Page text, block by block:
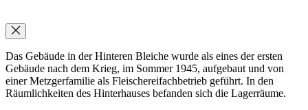
Das Gebäude in der Hinteren Bleiche wurde als eines der ersten
Gebäude nach dem Krieg, im Sommer 1945, aufgebaut und von
einer Metzgerfamilie als Fleischereifachbetrieb geführt. In den
Räumlichkeiten des Hinterhauses befanden sich die Lagerräume.